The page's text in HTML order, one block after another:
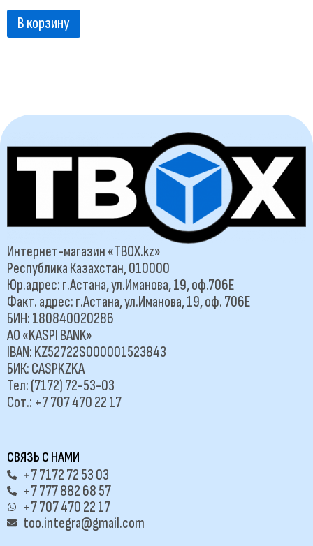
В корзину
Интернет-магазин «TBOX.kz»
Республика Казахстан, 010000
Юр.адрес: г.Астана, ул.Иманова, 19, оф.706Е
Факт. адрес: г.Астана, ул.Иманова, 19, оф. 706Е
БИН: 180840020286
АО «KASPI BANK»
IBAN: KZ52722S000001523843
БИК: CASPKZKA
Тел: (7172) 72-53-03
Сот.: +7 707 470 22 17
СВЯЗЬ С НАМИ
+7 7172 72 53 03
+7 777 882 68 57
+7 707 470 22 17
too.integra@gmail.com